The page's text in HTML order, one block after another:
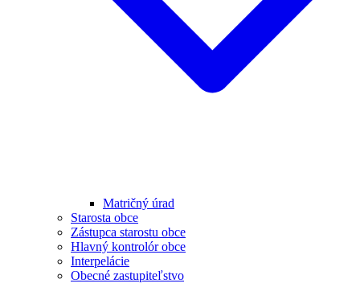
Matričný úrad
Starosta obce
Zástupca starostu obce
Hlavný kontrolór obce
Interpelácie
Obecné zastupiteľstvo